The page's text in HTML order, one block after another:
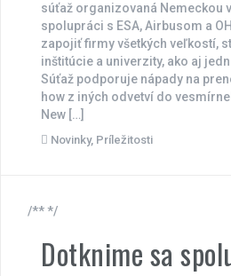
súťaž organizovaná Nemeckou
spolupráci s ESA, Airbusom a
zapojiť firmy všetkých veľkostí,
inštitúcie a univerzity, ako aj
Súťaž podporuje nápady na
how z iných odvetví do
New […]
Novinky, Príležitosti
/** */
Dotknime sa